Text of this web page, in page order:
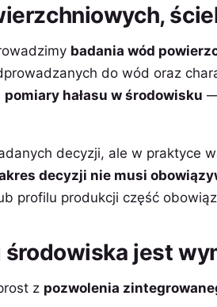
badania wód
do wód oraz
pomiary hałasu w środowisku
decyzji, ale w praktyce
decyzji nie musi
profilu produkcji część
jest
z pozwolenia